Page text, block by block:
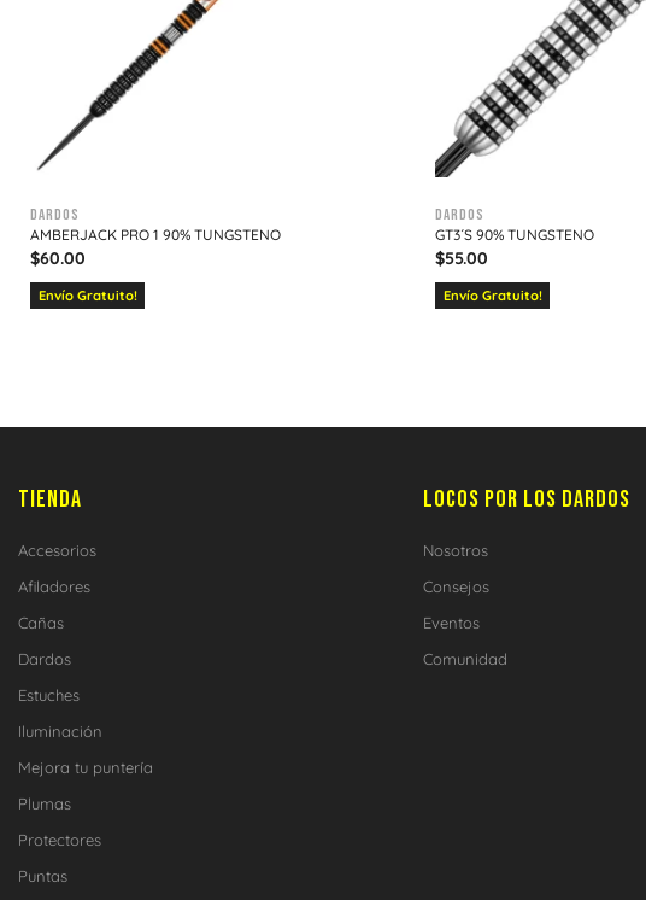
Dardos
AMBERJACK PRO 1 90% TUNGSTENO
$60.00
Envío Gratuito!
Dardos
GT3´S 90% TUNGSTENO
$55.00
Envío Gratuito!
TIENDA
Accesorios
Afiladores
Cañas
Dardos
Estuches
Iluminación
Mejora tu puntería
Plumas
Protectores
Puntas
LOCOS POR LOS DARDOS
Nosotros
Consejos
Eventos
Comunidad